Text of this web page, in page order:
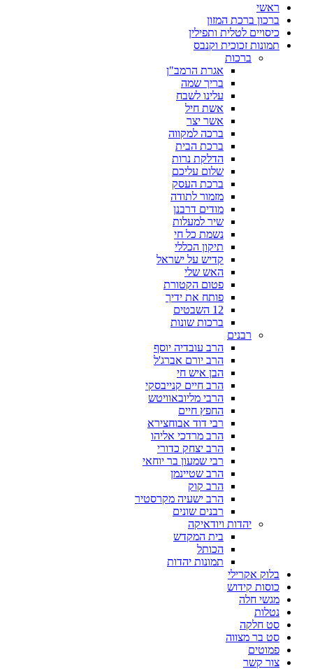
ראשי
ברכון ברכת המזון
כיסויים לטלית ותפילין
תמונות זכוכית וקנבס
ברכות
אגרת הרמב"ן
בריך שמה
עלינו לשבח
אשת חיל
אשר יצר
ברכה למקווה
ברכת הבית
הדלקת נרות
שלום עליכם
ברכת העסק
מזמור לתודה
מודים דרבנן
שיר למעלות
נשמת כל חי
תיקון הכללי
קדיש על ישראל
האש שלי
פטום הקטורת
פותח את ידיך
12 השבטים
ברכות שונות
רבנים
הרב עובדיה יוסף
הרב יורם אברג'ל
הבן איש חי
הרב חיים קנייבסקי
הרבי מליובאוויטש
החפץ חיים
רבי דוד אבוחצירא
הרב מרדכי אליהו
הרב יצחק כדורי
רבי שמעון בר יוחאי
הרב שטיינמן
הרב קוק
הרב ישעיה מקרסטיר
רבנים שונים
יהדות ויודאיקה
בית המקדש
הכותל
תמונות יהדות
בלוק אקרילי
כוסות קידוש
מגשי חלה
נטלות
סט חלקה
סט בר מצווה
פמוטים
צור קשר